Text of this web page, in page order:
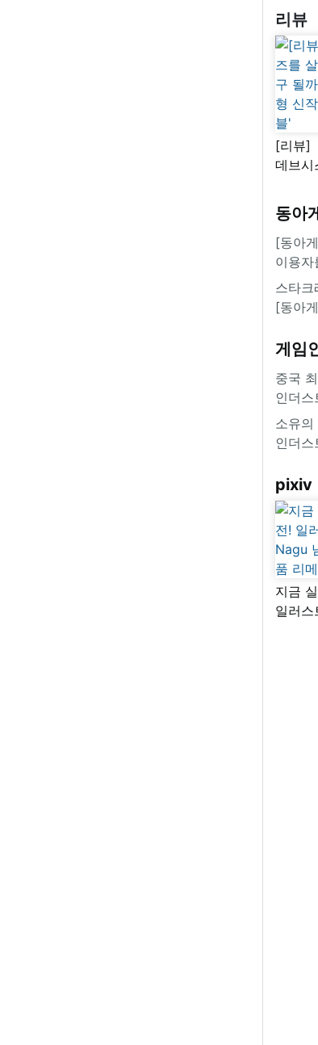
자연
넓어지
추구했
리뷰
[리뷰]
데브시
쿠키
'쿠키
동아
[동아
이용자
스타크
[동아
게임
중국
인더스
소유
인더스
pixiv
지금
일러